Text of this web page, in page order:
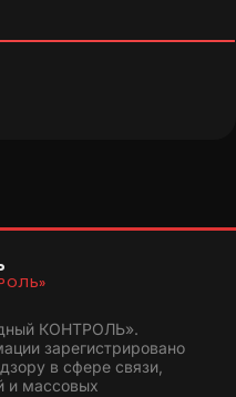
КОНТРОЛЬ».
зарегистрировано
в сфере связи,
и массовых